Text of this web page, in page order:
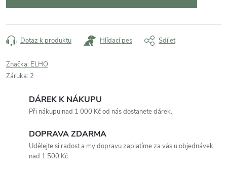
Dotaz k produktu Hlídací pes Sdílet
Značka: ELHO
Záruka: 2
DÁREK K NÁKUPU
Při nákupu nad 1 000 Kč od nás dostanete dárek.
DOPRAVA ZDARMA
Udělejte si radost a my dopravu zaplatíme za vás u objednávek
nad 1 500 Kč.